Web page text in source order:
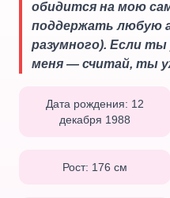
обидится на мою
поддержать любую
разумного). Если
меня — считай, ты
Дата рождения: 12
декабря 1988
Рост: 176 см